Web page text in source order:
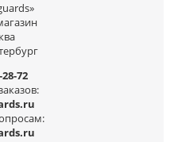
28-72